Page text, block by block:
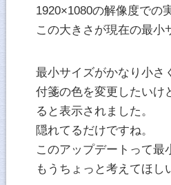
1920×1080の解像度での
この大きさが現在の最小
最小サイズがかなり小さ
付箋の色を変更したいけ
ると表示されました。
隠れてるだけですね。
このアップデートって最
もうちょっと考えてほ